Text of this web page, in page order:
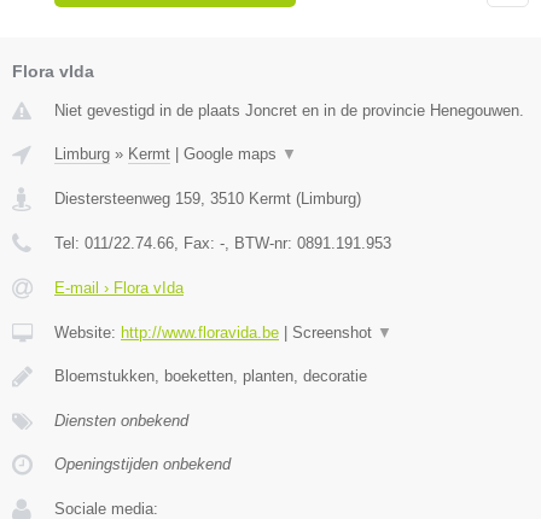
Flora vIda
Niet gevestigd in de plaats Joncret en in de provincie Henegouwen.
Limburg » Kermt Google maps ▼
Diestersteenweg 159, 3510 Kermt (Limburg)
Tel: 011/22.74.66, Fax: -, BTW-nr: 0891.191.953
E-mail › Flora vIda
Website: http://www.floravida.be Screenshot ▼
Bloemstukken, boeketten, planten, decoratie
Diensten onbekend
Openingstijden onbekend
Sociale media: